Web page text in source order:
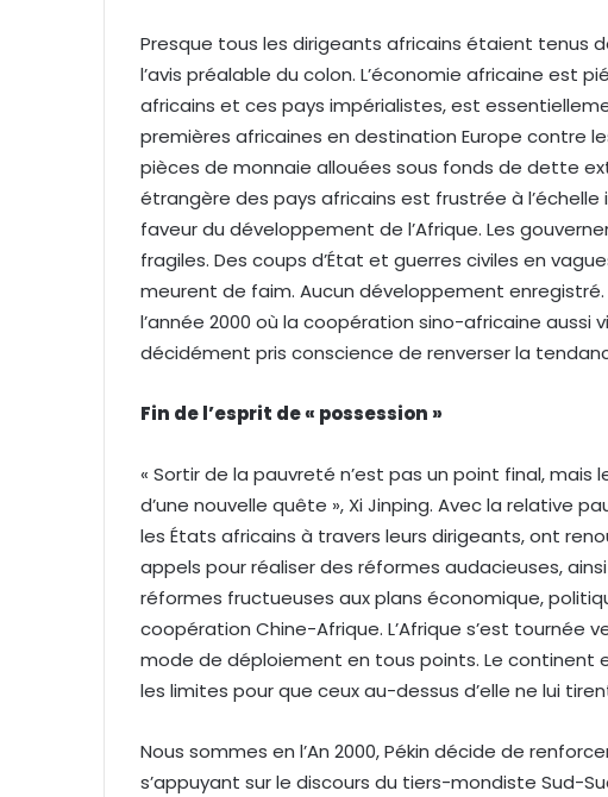
Presque tous les dirigeants africains étaient tenus
l’avis préalable du colon. L’économie africaine est
africains et ces pays impérialistes, est
premières africaines en destination Europe contre
pièces de monnaie allouées sous fonds de dette
étrangère des pays africains est frustrée à
faveur du développement de l’Afrique. Les
fragiles. Des coups d’État et guerres civiles en
meurent de faim. Aucun développement enregistré.
l’année 2000 où la coopération sino-africaine aussi
décidément pris conscience de renverser la
Fin de l’esprit de « possession »
« Sortir de la pauvreté n’est pas un point final, mais
d’une nouvelle quête », Xi Jinping. Avec la relative
les États africains à travers leurs dirigeants, ont
appels pour réaliser des réformes audacieuses,
réformes fructueuses aux plans économique,
coopération Chine-Afrique. L’Afrique s’est tournée
mode de déploiement en tous points. Le continent
les limites pour que ceux au-dessus d’elle ne lui
Nous sommes en l’An 2000, Pékin décide de
s’appuyant sur le discours du tiers-mondiste Sud-